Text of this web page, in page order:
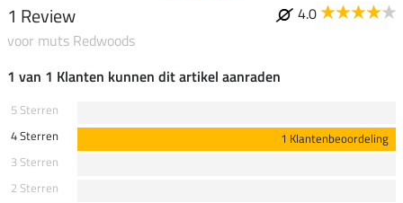
1 Review
4.0
voor muts Redwoods
1 van 1 Klanten kunnen dit artikel aanraden
5 Sterren
4 Sterren
1 Klantenbeoordeling
3 Sterren
2 Sterren